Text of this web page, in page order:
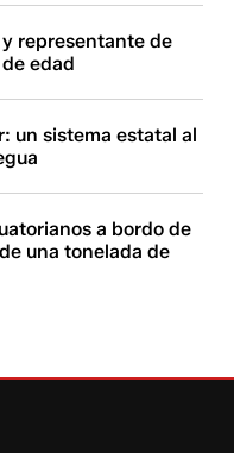
representante de
edad
un sistema estatal al
a bordo de
una tonelada de